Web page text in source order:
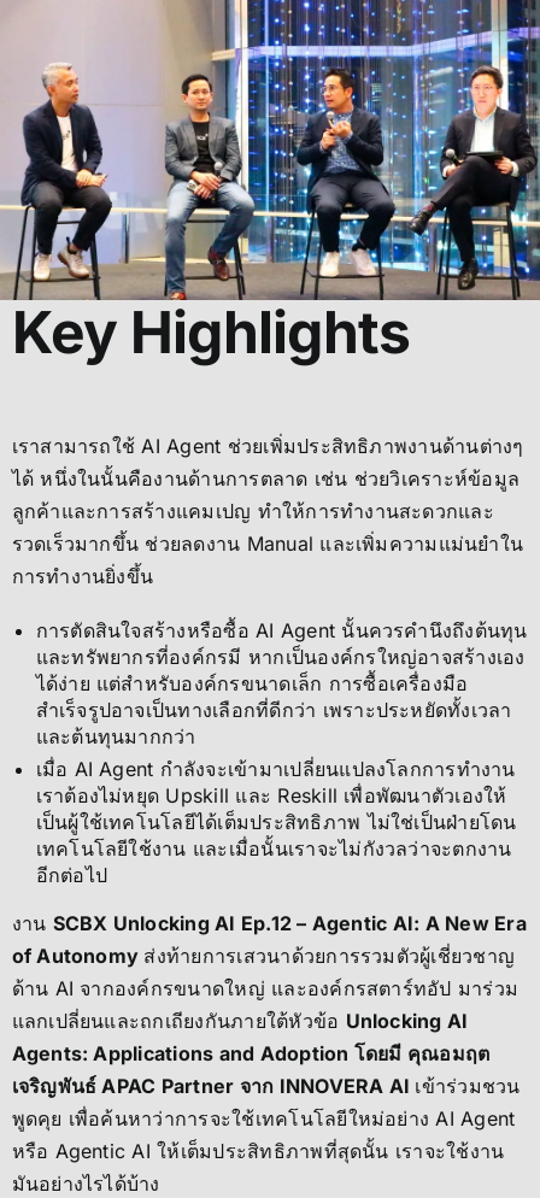
Key Highlights
เราสามารถใช้ AI Agent ช่วยเพิ่มประสิทธิภาพงานด้านต่างๆ
ได้ หนึ่งในนั้นคืองานด้านการตลาด เช่น ช่วยวิเคราะห์ข้อมูล
ลูกค้าและการสร้างแคมเปญ ทำให้การทำงานสะดวกและ
รวดเร็วมากขึ้น ช่วยลดงาน Manual และเพิ่มความแม่นยำใน
การทำงานยิ่งขึ้น
การตัดสินใจสร้างหรือซื้อ AI Agent นั้นควรคำนึงถึงต้นทุน
และทรัพยากรที่องค์กรมี หากเป็นองค์กรใหญ่อาจสร้างเอง
ได้ง่าย แต่สำหรับองค์กรขนาดเล็ก การซื้อเครื่องมือ
สำเร็จรูปอาจเป็นทางเลือกที่ดีกว่า เพราะประหยัดทั้งเวลา
และต้นทุนมากกว่า
เมื่อ AI Agent กำลังจะเข้ามาเปลี่ยนแปลงโลกการทำงาน
เราต้องไม่หยุด Upskill และ Reskill เพื่อพัฒนาตัวเองให้
เป็นผู้ใช้เทคโนโลยีได้เต็มประสิทธิภาพ ไม่ใช่เป็นฝ่ายโดน
เทคโนโลยีใช้งาน และเมื่อนั้นเราจะไม่กังวลว่าจะตกงาน
อีกต่อไป
งาน SCBX Unlocking AI Ep.12 – Agentic AI: A New Era
of Autonomy ส่งท้ายการเสวนาด้วยการรวมตัวผู้เชี่ยวชาญ
ด้าน AI จากองค์กรขนาดใหญ่ และองค์กรสตาร์ทอัป มาร่วม
แลกเปลี่ยนและถกเถียงกันภายใต้หัวข้อ Unlocking AI
Agents: Applications and Adoption โดยมี คุณอมฤต
เจริญพันธ์ APAC Partner จาก INNOVERA AI เข้าร่วมชวน
พูดคุย เพื่อค้นหาว่าการจะใช้เทคโนโลยีใหม่อย่าง AI Agent
หรือ Agentic AI ให้เต็มประสิทธิภาพที่สุดนั้น เราจะใช้งาน
มันอย่างไรได้บ้าง